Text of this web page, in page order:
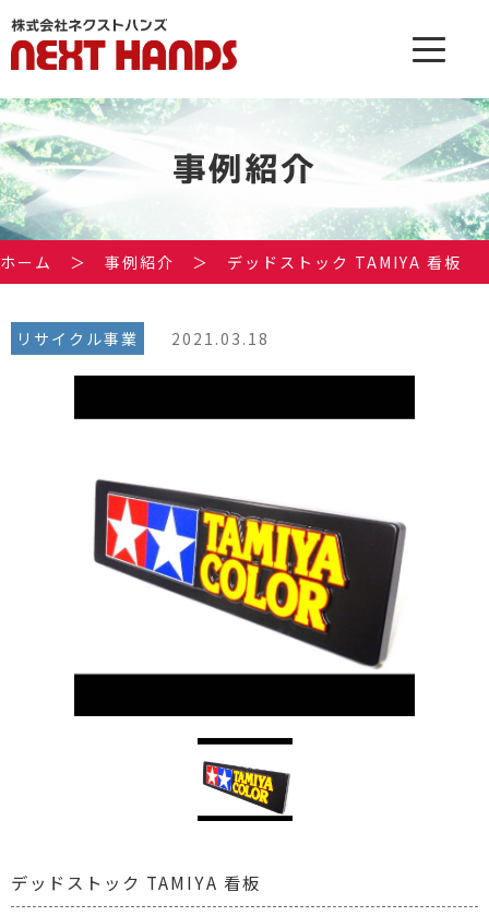
事例紹介
ホーム ＞ 事例紹介 ＞ デッドストック TAMIYA 看板
リサイクル事業 2021.03.18
デッドストック TAMIYA 看板